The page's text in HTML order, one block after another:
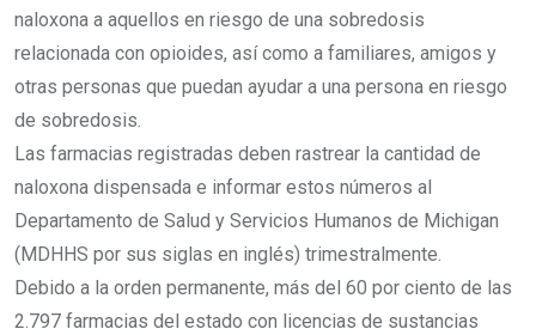
naloxona a aquellos en riesgo de una sobredosis
relacionada con opioides, así como a familiares, amigos y
otras personas que puedan ayudar a una persona en riesgo
de sobredosis.
Las farmacias registradas deben rastrear la cantidad de
naloxona dispensada e informar estos números al
Departamento de Salud y Servicios Humanos de Michigan
(MDHHS por sus siglas en inglés) trimestralmente.
Debido a la orden permanente, más del 60 por ciento de las
2.797 farmacias del estado con licencias de sustancias